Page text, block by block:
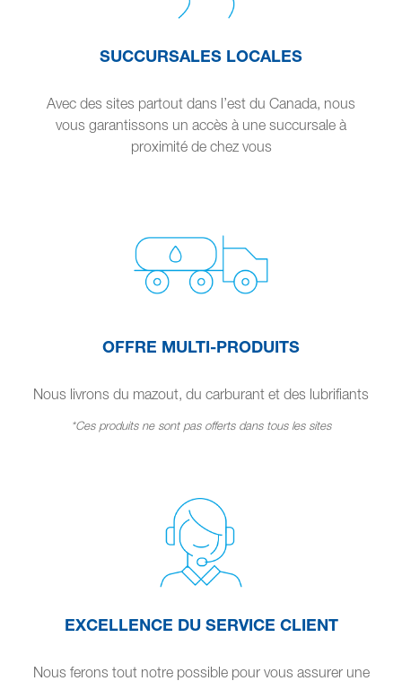
SUCCURSALES LOCALES
Avec des sites partout dans l’est du Canada, nous
vous garantissons un accès à une succursale à
proximité de chez vous
OFFRE MULTI-PRODUITS
Nous livrons du mazout, du carburant et des lubrifiants
*Ces produits ne sont pas offerts dans tous les sites
EXCELLENCE DU SERVICE CLIENT
Nous ferons tout notre possible pour vous assurer une